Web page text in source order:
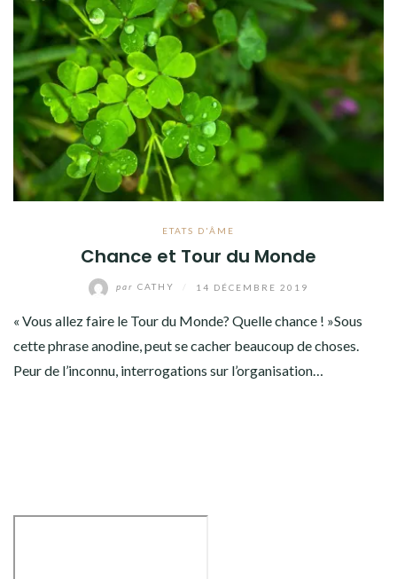
ETATS D'ÂME
Chance et Tour du Monde
par CATHY 14 DÉCEMBRE 2019
« Vous allez faire le Tour du Monde? Quelle chance ! »Sous
cette phrase anodine, peut se cacher beaucoup de choses.
Peur de l’inconnu, interrogations sur l’organisation…